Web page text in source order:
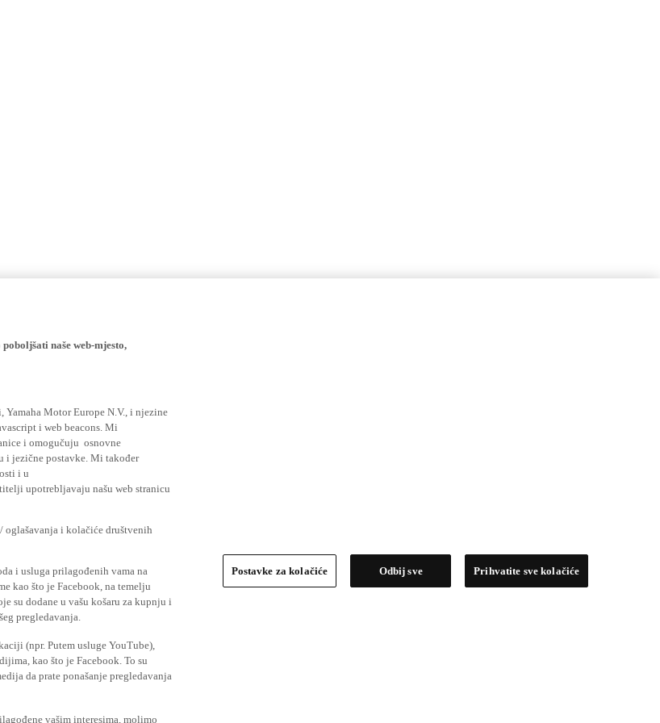
naše web-mjesto,
Motor Europe N.V., i njezine
i web beacons. Mi
i omogučuju osnovne
i jezične postavke. Mi također
i u
upotrebljavaju našu web stranicu
i kolačiće društvenih
i usluga prilagođenih vama na
kao što je Facebook, na temelju
su dodane u vašu košaru za kupnju i
pregledavanja.
(npr. Putem usluge YouTube),
kao što je Facebook. To su
da prate ponašanje pregledavanja
vašim interesima, molimo
slažem se. u slučaju da ne želite